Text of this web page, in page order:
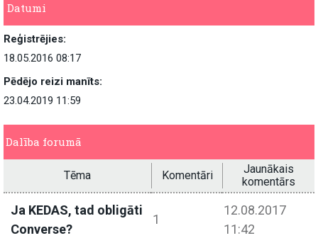
Datumi
Reģistrējies:
18.05.2016 08:17
Pēdējo reizi manīts:
23.04.2019 11:59
Dalība forumā
Tēma Komentāri
Jaunākais
komentārs
Ja KEDAS, tad obligāti
Converse?
1
12.08.2017
11:42